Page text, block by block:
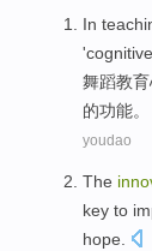
In
'cognitive
舞蹈教育
的功能。
youdao
The
key to
hope